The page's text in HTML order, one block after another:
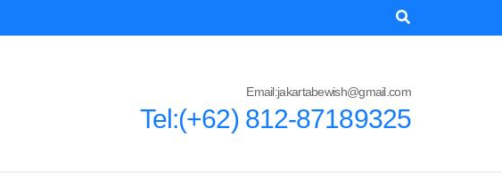
Email:jakartabewish@gmail.com
Tel:(+62) 812-87189325